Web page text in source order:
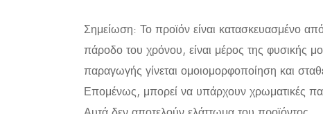
Σημείωση: Το προϊόν είναι κατασκευασμένο
πάροδο του χρόνου, είναι μέρος της φυσικής
παραγωγής γίνεται ομοιομορφοποίηση και
Επομένως, μπορεί να υπάρχουν χρωματικές